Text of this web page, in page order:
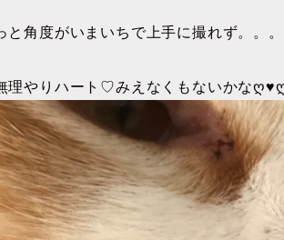
と角度がいまいちで上手に撮れず。。。
理やりハート♡みえなくもないかな